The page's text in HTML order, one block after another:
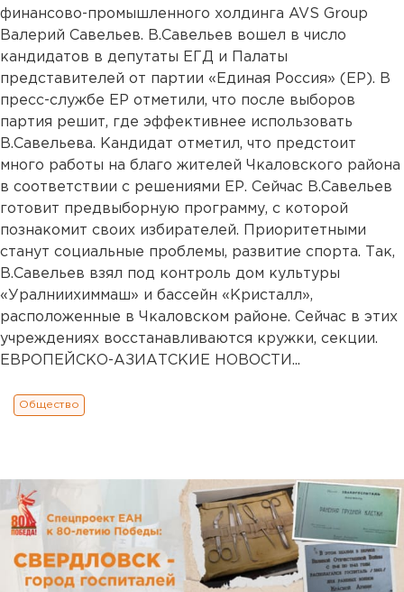
финансово-промышленного холдинга AVS Group
Валерий Савельев. В.Савельев вошел в число
кандидатов в депутаты ЕГД и Палаты
представителей от партии «Единая Россия» (ЕР). В
пресс-службе ЕР отметили, что после выборов
партия решит, где эффективнее использовать
В.Савельева. Кандидат отметил, что предстоит
много работы на благо жителей Чкаловского района
в соответствии с решениями ЕР. Сейчас В.Савельев
готовит предвыборную программу, с которой
познакомит своих избирателей. Приоритетными
станут социальные проблемы, развитие спорта. Так,
В.Савельев взял под контроль дом культуры
«Уралниихиммаш» и бассейн «Кристалл»,
расположенные в Чкаловском районе. Сейчас в этих
учреждениях восстанавливаются кружки, секции.
ЕВРОПЕЙСКО-АЗИАТСКИЕ НОВОСТИ...
Общество